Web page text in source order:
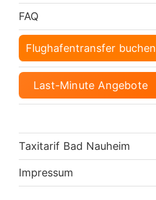
FAQ
Flughafentransfer buchen
Last-Minute Angebote
Taxitarif Bad Nauheim
Impressum